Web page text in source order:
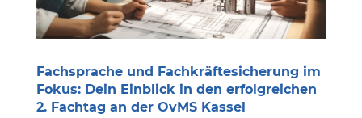
Fachsprache und Fachkräftesicherung im
Fokus: Dein Einblick in den erfolgreichen
2. Fachtag an der OvMS Kassel